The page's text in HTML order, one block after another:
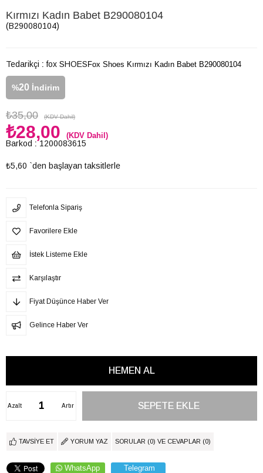
Kırmızı Kadın Babet B290080104
(B290080104)
Tedarikçi : fox SHOES
%20 İndirim
₺35,00 (KDV Dahil)
₺28,00 (KDV Dahil)
Barkod : 1200083615
₺5,60 `den başlayan taksitlerle
Fox Shoes Kırmızı Kadın Babet B290080104
Telefonla Sipariş
Favorilere Ekle
İstek Listeme Ekle
Karşılaştır
Fiyat Düşünce Haber Ver
Gelince Haber Ver
Artır
Azalt
TAVSIYE ET YORUM YAZ SORULAR (0) VE CEVAPLAR (0)
WhatsApp Telegram